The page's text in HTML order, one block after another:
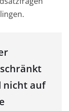
nicht auf